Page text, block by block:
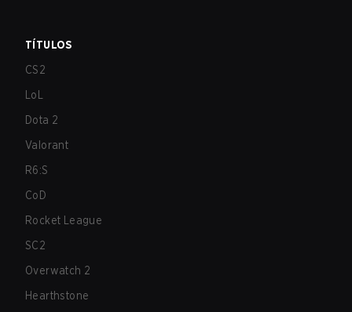
TÍTULOS
CS2
LoL
Dota 2
Valorant
R6:S
CoD
Rocket League
SC2
Overwatch 2
Hearthstone